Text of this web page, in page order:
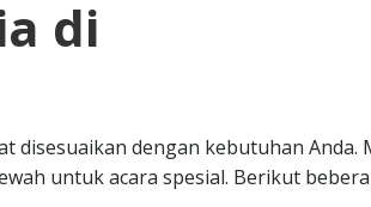
di
disesuaikan dengan kebutuhan Anda.
untuk acara spesial. Berikut